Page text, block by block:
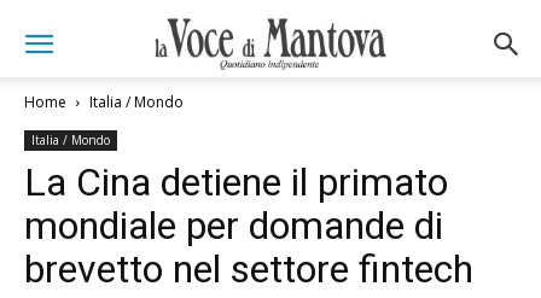
Home Italia / Mondo
Italia / Mondo
La Cina detiene il primato
mondiale per domande di
brevetto nel settore fintech